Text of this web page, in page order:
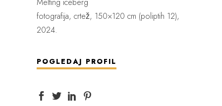
fotografija, crtež, 150×120 cm (poliptih 12),
2024.
POGLEDAJ PROFIL